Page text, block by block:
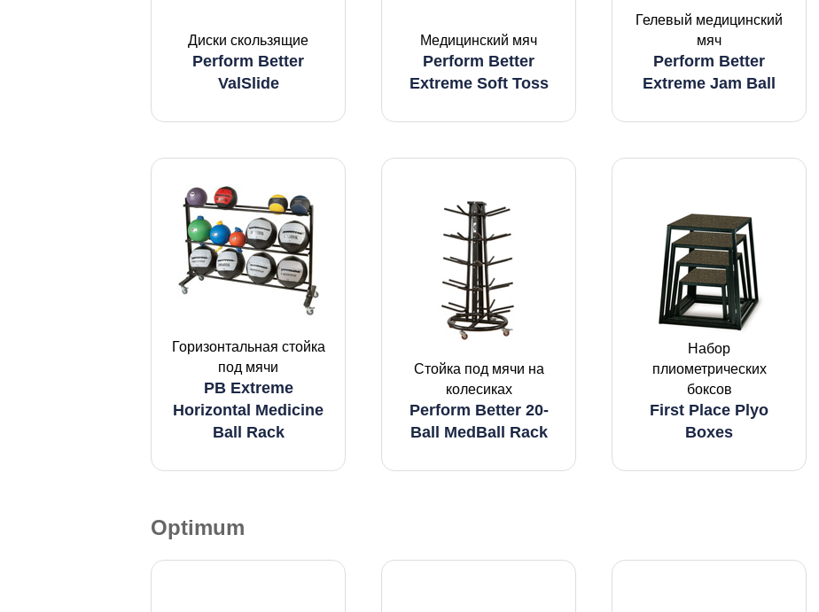
Диски скользящие
Perform Better
ValSlide
Медицинский мяч
Perform Better
Extreme Soft Toss
Гелевый медицинский
мяч
Perform Better
Extreme Jam Ball
Горизонтальная стойка
под мячи
PB Extreme
Horizontal Medicine
Ball Rack
Стойка под мячи на
колесиках
Perform Better 20-
Ball MedBall Rack
Набор
плиометрических
боксов
First Place Plyo
Boxes
Optimum